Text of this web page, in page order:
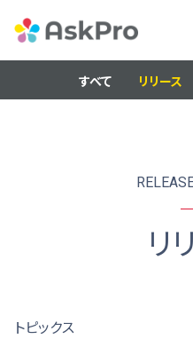
すべて リリース
リ
トピックス